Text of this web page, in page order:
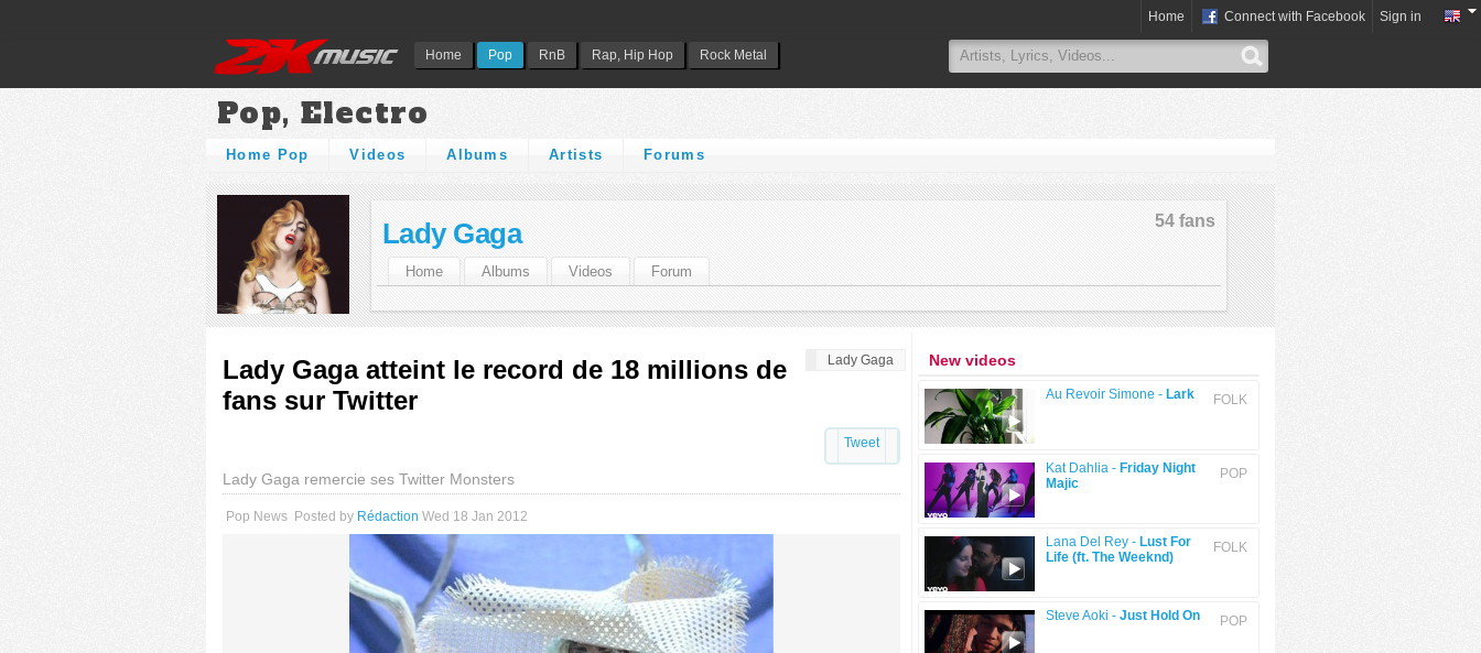
Home Pop RnB Rap, Hip Hop Rock Metal
Home Connect with Facebook Sign in
Pop, Electro
Home Pop Videos Albums Artists Forums
54 fans
Lady Gaga
Home Albums Videos Forum
Lady Gaga
Lady Gaga atteint le record de 18 millions de
fans sur Twitter
Tweet
Lady Gaga remercie ses Twitter Monsters
Pop News Posted by Rédaction Wed 18 Jan 2012
New videos
FOLK
Au Revoir Simone - Lark
POP
Kat Dahlia - Friday Night
Majic
FOLK
Lana Del Rey - Lust For
Life (ft. The Weeknd)
POP
Steve Aoki - Just Hold On